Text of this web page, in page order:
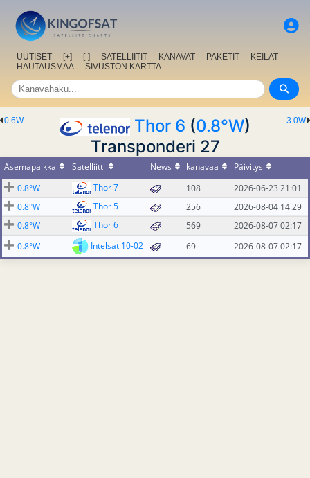
UUTISET [+] [-] SATELLIITIT KANAVAT PAKETIT
KEILAT
HAUTAUSMAA
SIVUSTON KARTTA
3.0W
0.6W Thor 6 (0.8°W)
Transponderi 27
Asemapaikka Satelliitti News kanavaa
Päivitys
0.8°W
Thor 7 108
2026-06-23 21:01
0.8°W
Thor 5 256
2026-08-04 14:29
0.8°W
Thor 6 569
2026-08-07 02:17
0.8°W
Intelsat 10-02 69 2026-08-07 02:17